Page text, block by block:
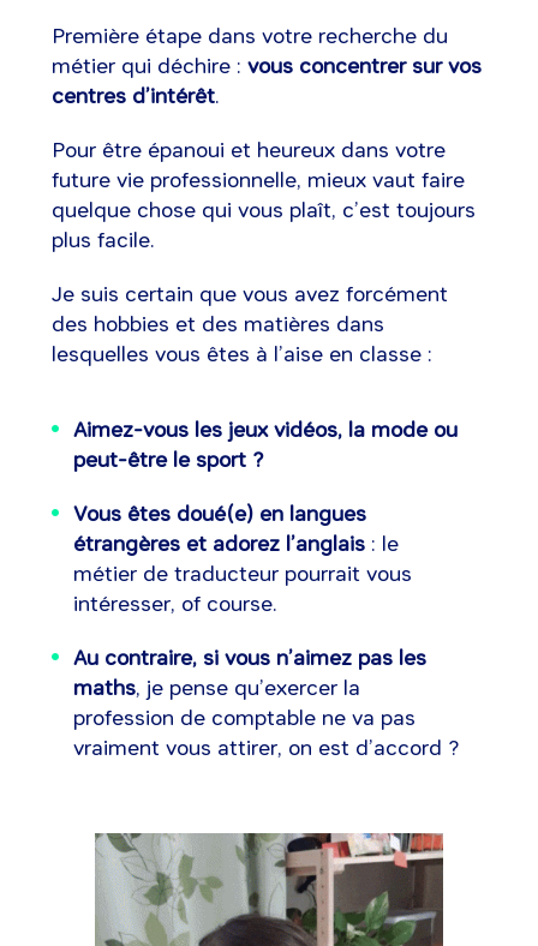
Première étape dans votre recherche du
métier qui déchire : vous concentrer sur vos
centres d’intérêt.
Pour être épanoui et heureux dans votre
future vie professionnelle, mieux vaut faire
quelque chose qui vous plaît, c’est toujours
plus facile.
Je suis certain que vous avez forcément
des hobbies et des matières dans
lesquelles vous êtes à l’aise en classe :
Aimez-vous les jeux vidéos, la mode ou
peut-être le sport ?
Vous êtes doué(e) en langues
étrangères et adorez l’anglais: le
métier de traducteur pourrait vous
intéresser, of course.
Au contraire, si vous n’aimez pas les
maths, je pense qu’exercer la
profession de comptable ne va pas
vraiment vous attirer, on est d’accord ?